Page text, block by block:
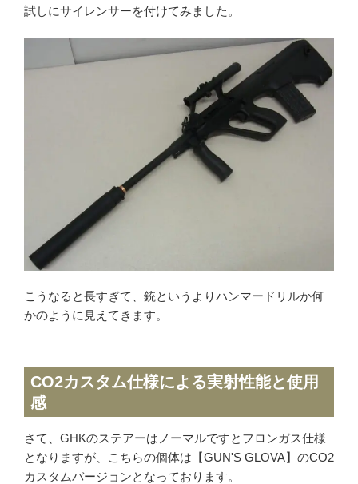
試しにサイレンサーを付けてみました。
こうなると長すぎて、銃というよりハンマードリルか何
かのように見えてきます。
CO2カスタム仕様による実射性能と使用
感
さて、GHKのステアーはノーマルですとフロンガス仕様
となりますが、こちらの個体は【GUN'S GLOVA】のCO2
カスタムバージョンとなっております。